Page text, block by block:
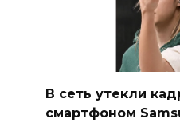
В сеть утекли
смартфоном